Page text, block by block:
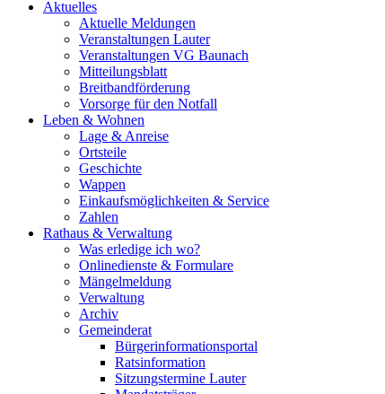
Aktuelles
Aktuelle Meldungen
Veranstaltungen Lauter
Veranstaltungen VG Baunach
Mitteilungsblatt
Breitbandförderung
Vorsorge für den Notfall
Leben & Wohnen
Lage & Anreise
Ortsteile
Geschichte
Wappen
Einkaufsmöglichkeiten & Service
Zahlen
Rathaus & Verwaltung
Was erledige ich wo?
Onlinedienste & Formulare
Mängelmeldung
Verwaltung
Archiv
Gemeinderat
Bürgerinformationsportal
Ratsinformation
Sitzungstermine Lauter